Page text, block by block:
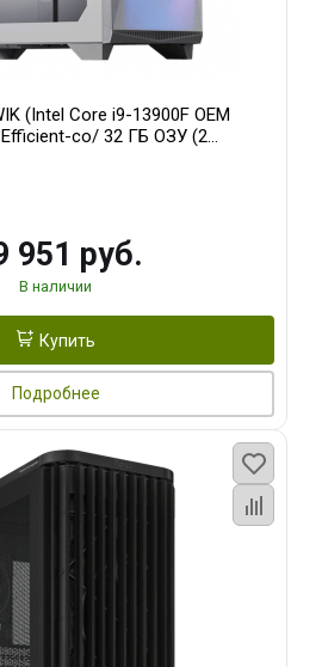
(Intel Core i9-13900F OEM
Efficient-co/ 32 ГБ ОЗУ (2
AERO OC 16GB GDDR7
951 руб.
В наличии
Купить
Подробнее